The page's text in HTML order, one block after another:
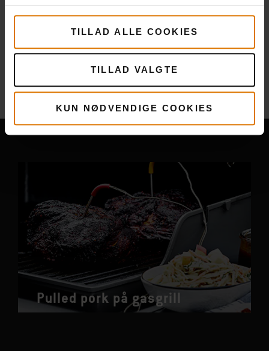
TILLAD ALLE COOKIES
TILLAD VALGTE
KUN NØDVENDIGE COOKIES
Flereopskrifter
Du måske også kunne lide
Pulled pork på gasgrill